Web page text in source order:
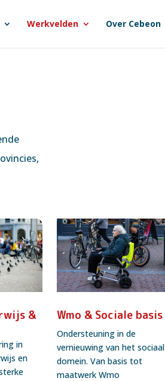
Werkvelden Over Cebeon
&
in
en
Wmo & Sociale basis
Ondersteuning in de
vernieuwing van het sociaal
domein. Van basis tot
maatwerk Wmo